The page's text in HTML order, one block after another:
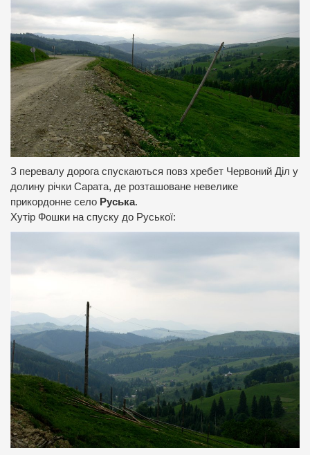
З перевалу дорога спускаються повз хребет Червоний Діл у
долину річки Сарата, де розташоване невелике
прикордонне село Руська.
Хутір Фошки на спуску до Руської: